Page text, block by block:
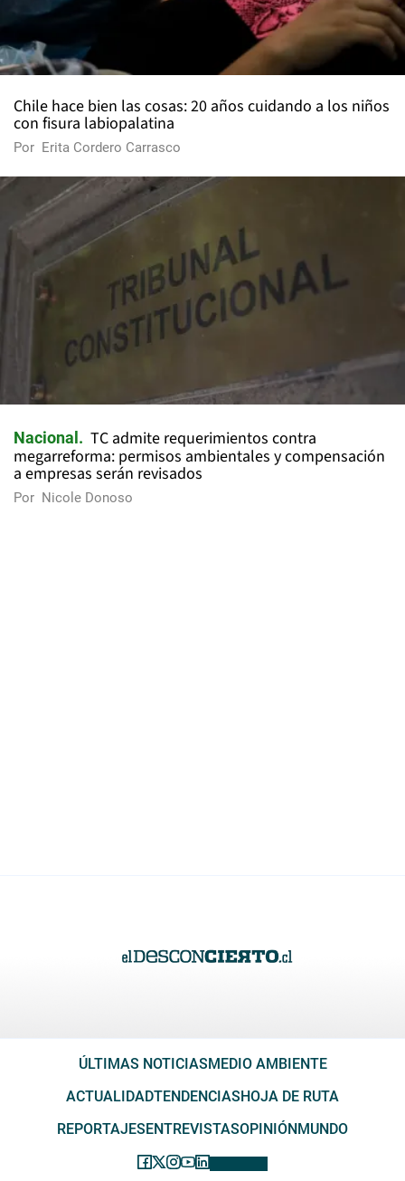
Chile hace bien las cosas: 20 años cuidando a los niños
con fisura labiopalatina
Por Erita Cordero Carrasco
Nacional
TC admite requerimientos contra
megarreforma: permisos ambientales y compensación
a empresas serán revisados
Por Nicole Donoso
ÚLTIMAS NOTICIAS MEDIO AMBIENTE
ACTUALIDADTENDENCIAS HOJA DE RUTA
REPORTAJES ENTREVISTASOPINIÓN MUNDO